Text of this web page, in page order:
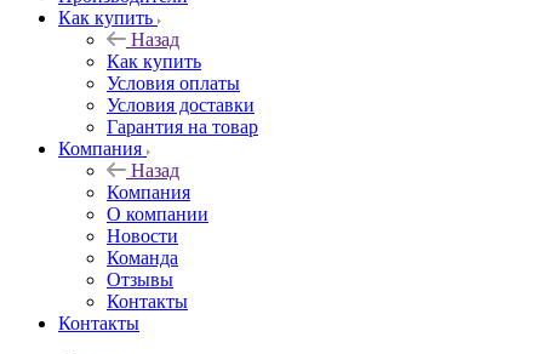
Как купить
Назад
Как купить
Условия оплаты
Условия доставки
Гарантия на товар
Компания
Назад
Компания
О компании
Новости
Команда
Отзывы
Контакты
Контакты